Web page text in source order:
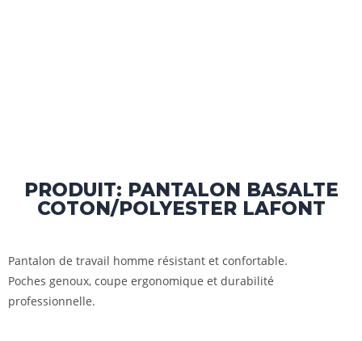
PRODUIT: PANTALON BASALTE
COTON/POLYESTER LAFONT
Pantalon de travail homme résistant et confortable.
Poches genoux, coupe ergonomique et durabilité
professionnelle.